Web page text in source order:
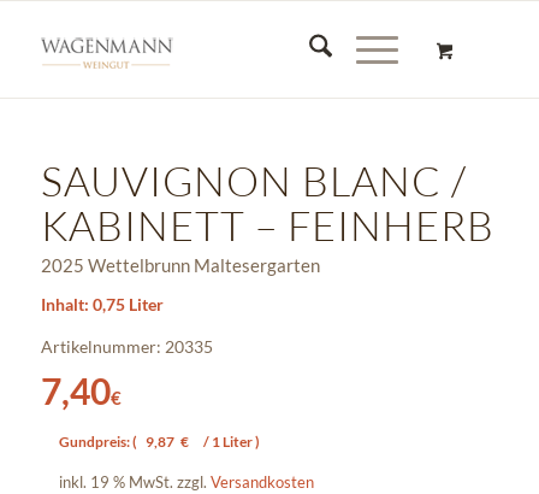
SAUVIGNON BLANC /
KABINETT – FEINHERB
2025 Wettelbrunn Maltesergarten
Inhalt: 0,75 Liter
Artikelnummer: 20335
7,40€
Gundpreis: ( 9,87 € / 1 Liter )
inkl. 19 % MwSt. zzgl. Versandkosten